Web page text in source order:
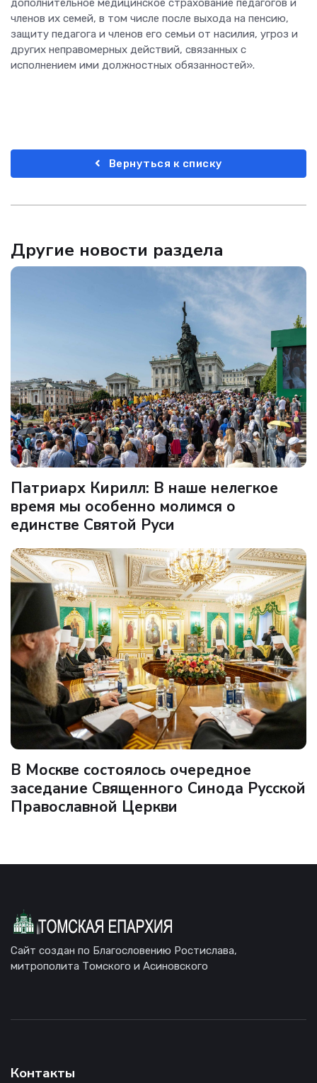
дополнительное медицинское страхование педагогов и
членов их семей, в том числе после выхода на пенсию,
защиту педагога и членов его семьи от насилия, угроз и
других неправомерных действий, связанных с
исполнением ими должностных обязанностей».
Вернуться к списку
Другие новости раздела
Патриарх Кирилл: В наше нелегкое
время мы особенно молимся о
единстве Святой Руси
В Москве состоялось очередное
заседание Священного Синода Русской
Православной Церкви
Сайт создан по Благословению Ростислава,
митрополита Томского и Асиновского
Контакты